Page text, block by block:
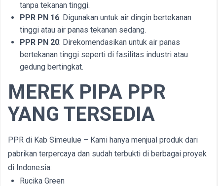
tanpa tekanan tinggi.
PPR PN 16: Digunakan untuk air dingin bertekanan
tinggi atau air panas tekanan sedang.
PPR PN 20: Direkomendasikan untuk air panas
bertekanan tinggi seperti di fasilitas industri atau
gedung bertingkat.
MEREK PIPA PPR
YANG TERSEDIA
PPR di Kab Simeulue – Kami hanya menjual produk dari
pabrikan terpercaya dan sudah terbukti di berbagai proyek
di Indonesia:
Rucika Green